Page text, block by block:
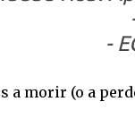
-
a morir (o a